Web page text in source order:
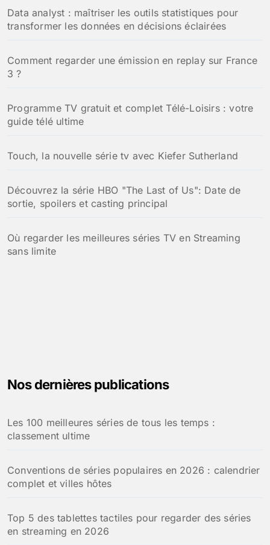
Data analyst : maîtriser les outils statistiques pour
transformer les données en décisions éclairées
Comment regarder une émission en replay sur France
3 ?
Programme TV gratuit et complet Télé-Loisirs : votre
guide télé ultime
Touch, la nouvelle série tv avec Kiefer Sutherland
Découvrez la série HBO "The Last of Us": Date de
sortie, spoilers et casting principal
Où regarder les meilleures séries TV en Streaming
sans limite
Nos dernières publications
Les 100 meilleures séries de tous les temps :
classement ultime
Conventions de séries populaires en 2026 : calendrier
complet et villes hôtes
Top 5 des tablettes tactiles pour regarder des séries
en streaming en 2026